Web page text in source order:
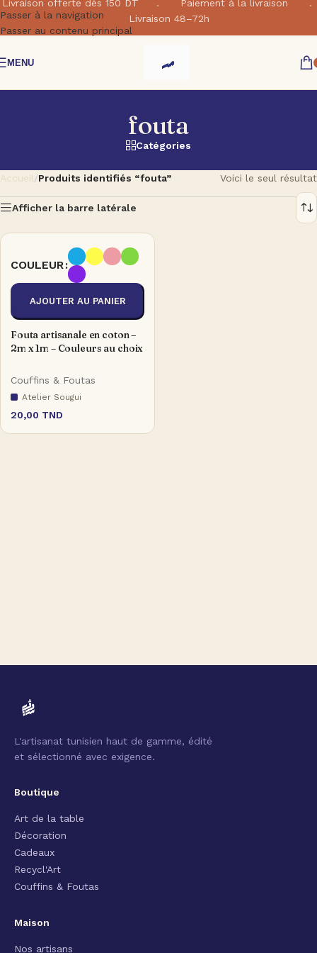
Passer à la navigation
Passer au contenu principal
Livraison offerte dés 150 DT . Paiement à la livraison .
Livraison 48–72h
MENU
fouta
Catégories
Accueil/Produits identifiés “fouta” Voici le seul résultat
Afficher la barre latérale
COULEUR
AJOUTER AU PANIER
Fouta artisanale en coton –
2m x 1m – Couleurs au choix
Couffins & Foutas
Atelier Sougui
20,00 TND
L'artisanat tunisien haut de gamme, édité
et sélectionné avec exigence.
Boutique
Art de la table
Décoration
Cadeaux
Recycl'Art
Couffins & Foutas
Maison
Nos artisans